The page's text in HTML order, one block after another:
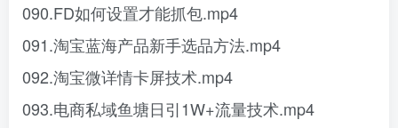
090.FD如何设置才能抓包.mp4
091.淘宝蓝海产品新手选品方法.mp4
092.淘宝微详情卡屏技术.mp4
093.电商私域鱼塘日引1W+流量技术.mp4